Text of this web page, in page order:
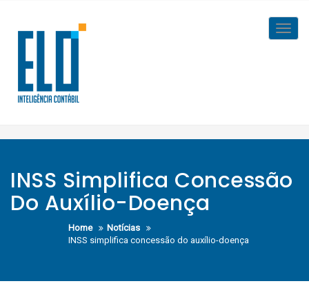
content
INSS Simplifica Concessão
Do Auxílio-Doença
Home
Notícias
INSS simplifica concessão do auxílio-doença